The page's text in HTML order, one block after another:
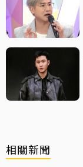
相關新聞